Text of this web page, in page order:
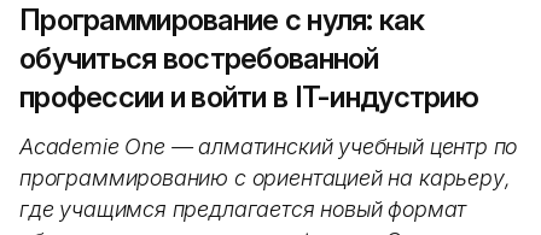
Программирование с нуля: как
обучиться востребованной
профессии и войти в IT-индустрию
Academie One — алматинский учебный центр по
программированию с ориентацией на карьеру,
где учащимся предлагается новый формат